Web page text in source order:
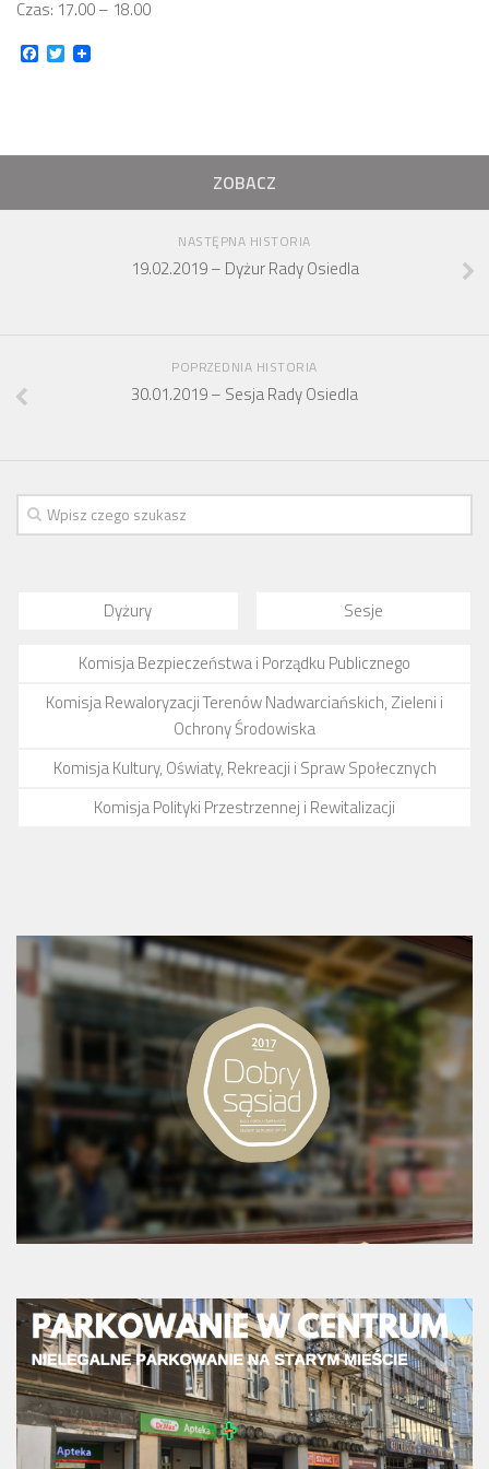
Biuletyn
numer 2-3(10)/2019
numer 2(7)/2017
numer 2(4)/2016
numer 1(3)/2016
Dokumenty
Statut osiedla
Budżet
Budżet 2013
Budżet 2015
Budżet 2016
Projekty
Inicjatywy osiedlowe
Kodeks Dobrych Praktyk
Miejsca parkingowe
Plany zagospodarowania
Problemy Szyperska – Piaskowa – Garbary
Nowy projekt organizacji ruchu – Szyperska – Piaskowa
Strefa Tempo 30
Strefa Tempo 30 – Opinia Rady Osiedla
Czas: 17.00 – 18.00
Facebook
Twitter
ZOBACZ
NASTĘPNA HISTORIA
19.02.2019 – Dyżur Rady Osiedla
POPRZEDNIA HISTORIA
30.01.2019 – Sesja Rady Osiedla
Dyżury Sesje
Komisja Bezpieczeństwa i Porządku Publicznego
Komisja Rewaloryzacji Terenów Nadwarciańskich, Zieleni i
Ochrony Środowiska
Komisja Kultury, Oświaty, Rekreacji i Spraw Społecznych
Komisja Polityki Przestrzennej i Rewitalizacji